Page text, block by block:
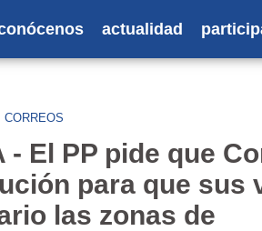
actualidad
CORREOS
- El PP pide que
para que sus
las zonas de